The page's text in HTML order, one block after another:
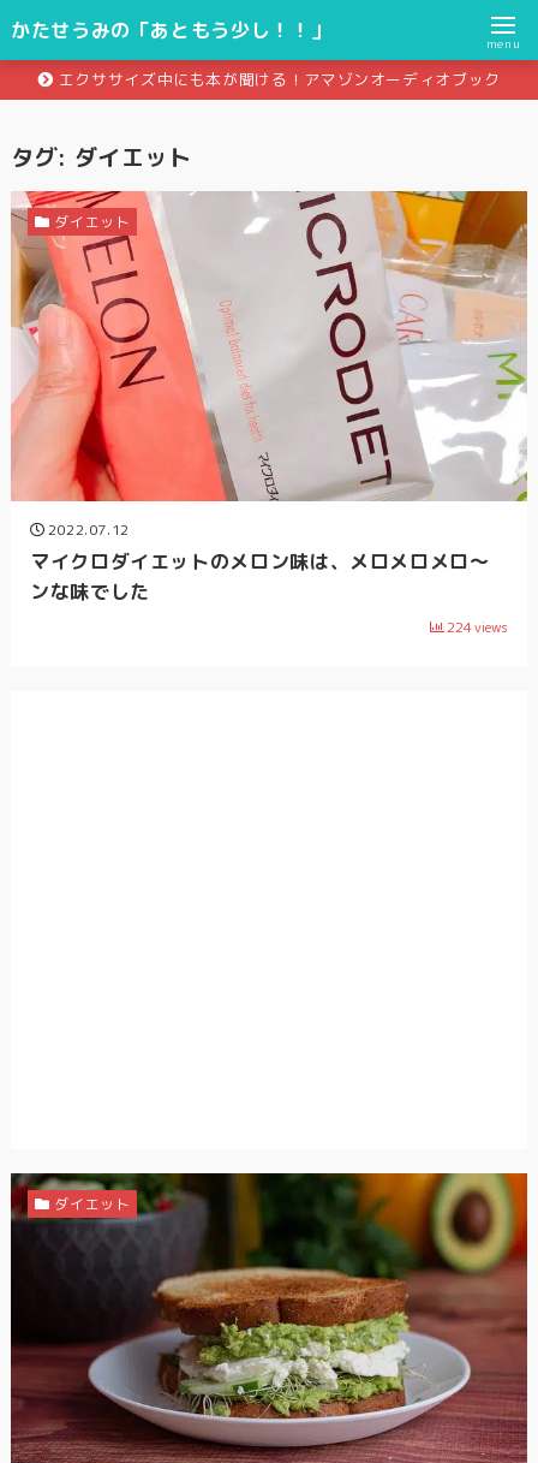
かたせうみの「あともう少し！！」
menu
エクササイズ中にも本が聞ける！アマゾンオーディオブック
タグ: ダイエット
2022.07.12
マイクロダイエットのメロン味は、メロメロメロ～
ンな味でした
224views
ダイエット
ダイエット